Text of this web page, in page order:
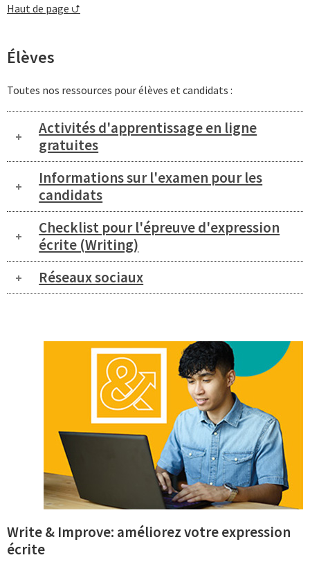
Haut de page ⮍
Élèves
Toutes nos ressources pour élèves et candidats :
Activités d'apprentissage en ligne
gratuites
Informations sur l'examen pour les
candidats
Checklist pour l'épreuve d'expression
écrite (Writing)
Réseaux sociaux
Write & Improve: améliorez votre expression
écrite